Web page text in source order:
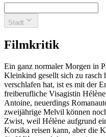
Stadt
Filmkritik
Ein ganz normaler Morgen in
Kleinkind gesellt sich zu rasch
verschlafen hat, ist es mit der
freiberufliche Visagistin
Antoine, neuerdings
zweijährige Melvil können
Zwist, weil Hélène aufgrund
Korsika reisen kann, aber die